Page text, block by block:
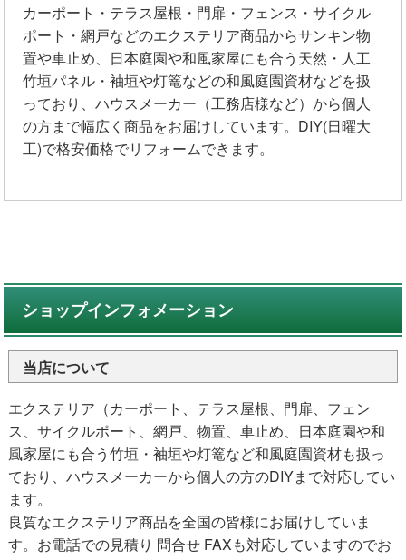
カーポート・テラス屋根・門扉・フェンス・サイクル
ポート・網戸などのエクステリア商品からサンキン物
置や車止め、日本庭園や和風家屋にも合う天然・人工
竹垣パネル・袖垣や灯篭などの和風庭園資材などを扱
っており、ハウスメーカー（工務店様など）から個人
の方まで幅広く商品をお届けしています。DIY(日曜大
工)で格安価格でリフォームできます。
ショップインフォメーション
当店について
エクステリア（カーポート、テラス屋根、門扉、フェン
ス、サイクルポート、網戸、物置、車止め、日本庭園や和
風家屋にも合う竹垣・袖垣や灯篭など和風庭園資材も扱っ
ており、ハウスメーカーから個人の方のDIYまで対応してい
ます。
良質なエクステリア商品を全国の皆様にお届けしていま
す。お電話での見積り 問合せ FAXも対応していますのでお